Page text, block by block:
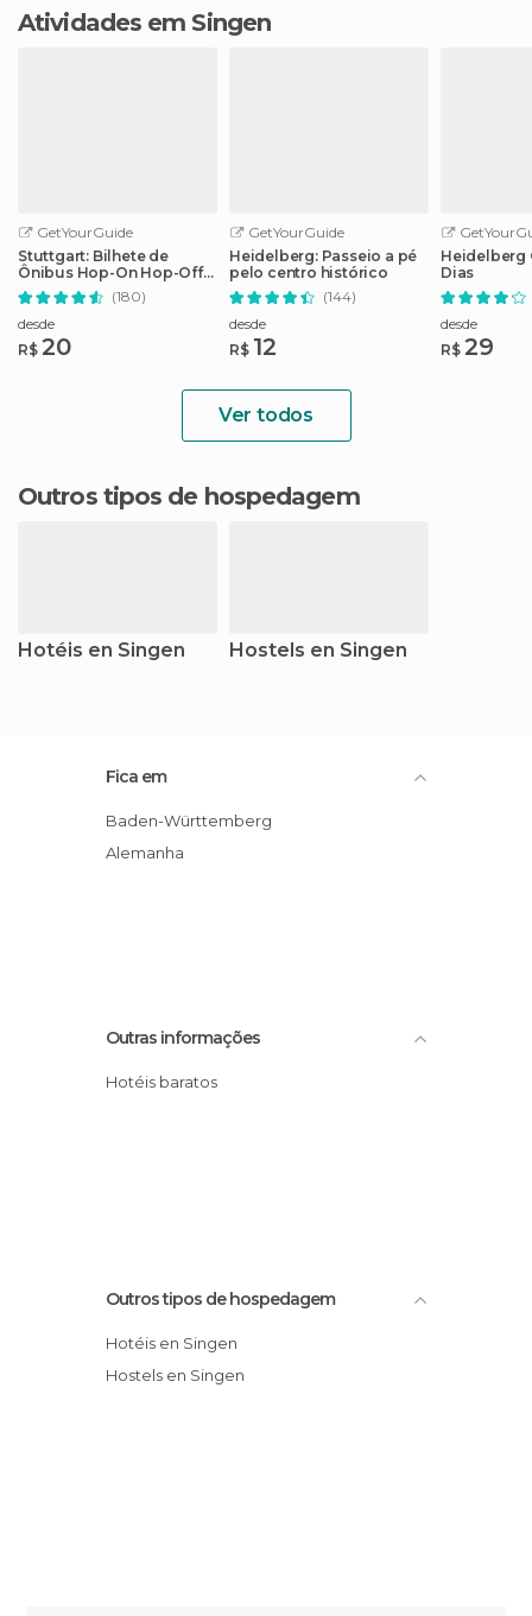
Atividades em Singen
GetYourGuide
Stuttgart: Bilhete de
Ônibus Hop-On Hop-Off
de 24 Horas
(180)
desde
R$ 20
GetYourGuide
Heidelberg: Passeio a pé
pelo centro histórico
(144)
desde
R$ 12
Heidelberg
Dias
desde
R$ 29
Ver todos
Outros tipos de hospedagem
Hotéis en Singen Hostels en Singen
Fica em
Baden-Württemberg
Alemanha
Outras informações
Hotéis baratos
Outros tipos de hospedagem
Hotéis en Singen
Hostels en Singen